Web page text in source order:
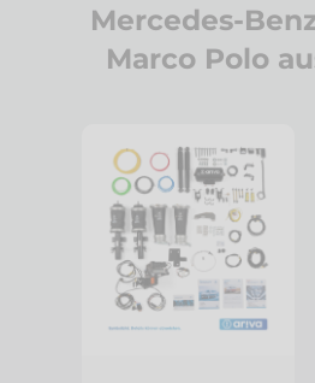
Mercedes-
Marco Polo